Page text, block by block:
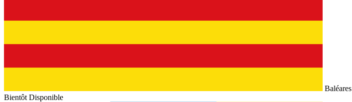
Baléares
Bientôt Disponible